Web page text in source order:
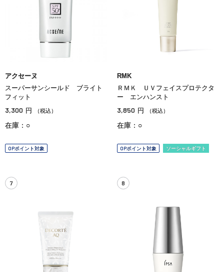
アクセーヌ
スーパーサンシールド ブライト
フィット
3,300 円 （税込）
在庫：○
OPポイント対象
RMK
ＲＭＫ ＵＶフェイスプロテクタ
ー エンハンスト
3,850 円 （税込）
在庫：○
OPポイント対象 ソーシャルギフト
7 8